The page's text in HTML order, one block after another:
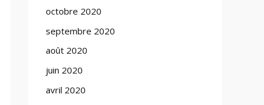
octobre 2020
septembre 2020
août 2020
juin 2020
avril 2020